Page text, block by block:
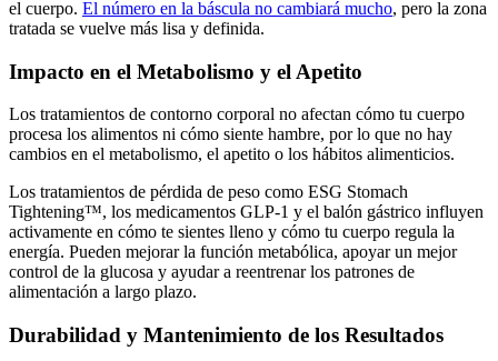
el cuerpo. El número en la báscula no cambiará mucho, pero la zona
tratada se vuelve más lisa y definida.
Impacto en el Metabolismo y el Apetito
Los tratamientos de contorno corporal no afectan cómo tu cuerpo
procesa los alimentos ni cómo siente hambre, por lo que no hay
cambios en el metabolismo, el apetito o los hábitos alimenticios.
Los tratamientos de pérdida de peso como ESG Stomach
Tightening™, los medicamentos GLP-1 y el balón gástrico influyen
activamente en cómo te sientes lleno y cómo tu cuerpo regula la
energía. Pueden mejorar la función metabólica, apoyar un mejor
control de la glucosa y ayudar a reentrenar los patrones de
alimentación a largo plazo.
Durabilidad y Mantenimiento de los Resultados